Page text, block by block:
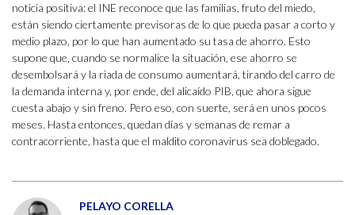
noticia positiva: el INE reconoce que las familias, fruto del miedo,
están siendo ciertamente previsoras de lo que pueda pasar a corto y
medio plazo, por lo que han aumentado su tasa de ahorro. Esto
supone que, cuando se normalice la situación, ese ahorro se
desembolsará y la riada de consumo aumentará, tirando del carro de
la demanda interna y, por ende, del alicaído PIB, que ahora sigue
cuesta abajo y sin freno. Pero eso, con suerte, será en unos pocos
meses. Hasta entonces, quedan días y semanas de remar a
contracorriente, hasta que el maldito coronavirus sea doblegado.
PELAYO CORELLA